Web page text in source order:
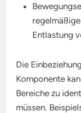
Entlastung
Die
Komponente
Bereiche zu
müssen.